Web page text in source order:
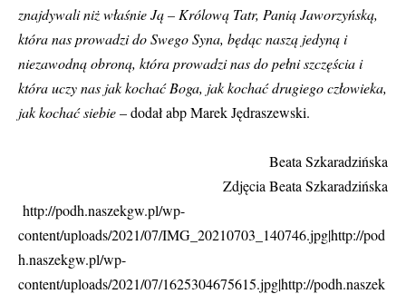
znajdywali niż właśnie Ją – Królową Tatr, Panią Jaworzyńską,
która nas prowadzi do Swego Syna, będąc naszą jedyną i
niezawodną obroną, która prowadzi nas do pełni szczęścia i
która uczy nas jak kochać Boga, jak kochać drugiego człowieka,
jak kochać siebie– dodał abp Marek Jędraszewski.
Beata Szkaradzińska
Zdjęcia Beata Szkaradzińska
http://podh.naszekgw.pl/wp-
content/uploads/2021/07/IMG_20210703_140746.jpg|http://pod
h.naszekgw.pl/wp-
content/uploads/2021/07/1625304675615.jpg|http://podh.naszek